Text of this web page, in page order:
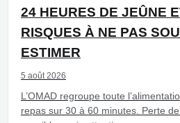
24 HEURES DE JEÛNE
RISQUES À NE PAS
ESTIMER
5 août 2026
L’OMAD regroupe toute
repas sur 30 à 60 minutes. Perte